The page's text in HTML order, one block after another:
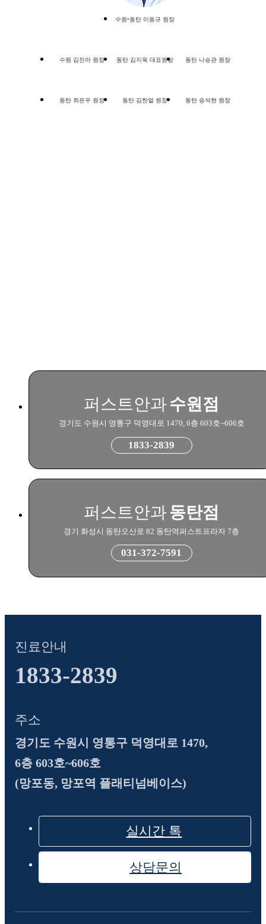
수원•동탄 이동규 원장
수원 김진아 원장 동탄 김지욱 대표원장 동탄 나승관 원장
동탄 최은우 원장 동탄 김한얼 원장 동탄 송석현 원장
퍼스트안과수원점
경기도 수원시 영통구 덕영대로 1470, 6층 603호~606호
1833-2839
퍼스트안과동탄점
경기 화성시 동탄오산로 82 동탄역퍼스트프라자 7층
031-372-7591
진료안내
1833-2839
주소
경기도 수원시 영통구 덕영대로 1470,
6층 603호~606호
(망포동, 망포역 플래티넘베이스)
실시간 톡
상담문의